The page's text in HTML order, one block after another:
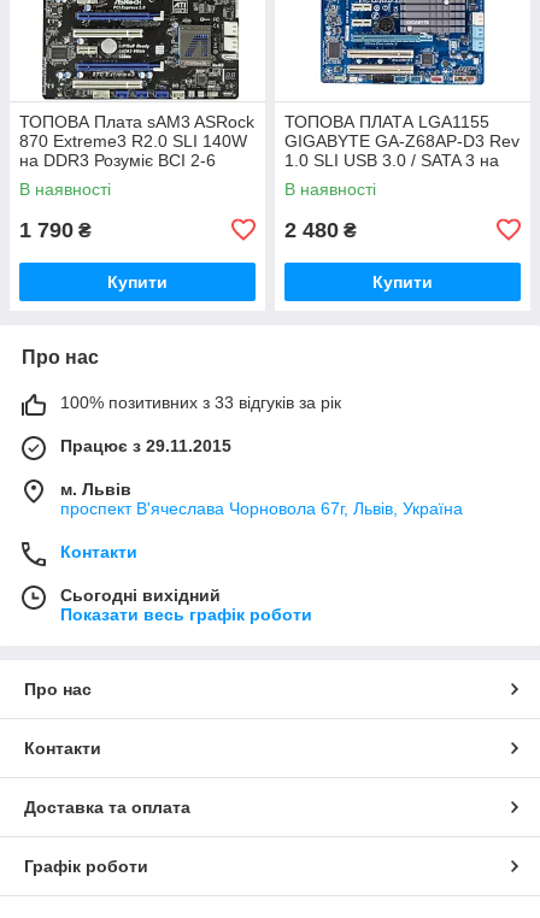
ТОПОВА Плата sAM3 ASRock
870 Extreme3 R2.0 SLI 140W
на DDR3 Розуміє ВСІ 2-6
ЯДЕРН ПРОЦИ + SATA III,
USB 3.0
В наявності
1 790 ₴
Купити
ТОПОВА ПЛАТА LGA1155
GIGABYTE GA-Z68AP-D3 Rev
1.0 SLI USB 3.0 / SATA 3 на
Z68 чіпсеті з ГАРАНТІЄЮ
В наявності
2 480 ₴
Купити
Про нас
100% позитивних з 33 відгуків за рік
Працює з 29.11.2015
м. Львів
проспект В'ячеслава Чорновола 67г, Львів, Україна
Контакти
Сьогодні вихідний
Показати весь графік роботи
Про нас
Контакти
Доставка та оплата
Графік роботи